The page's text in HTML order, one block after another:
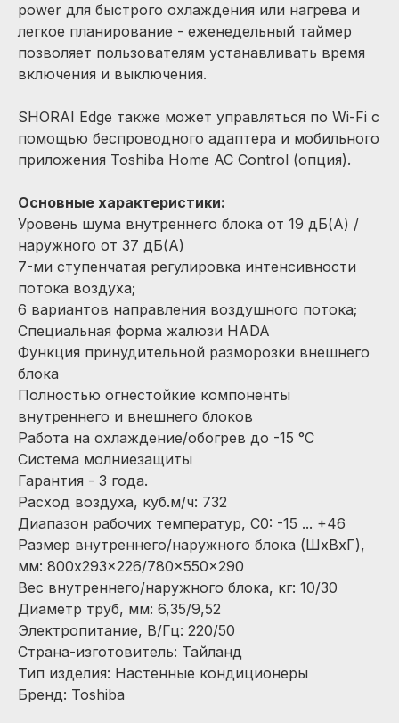
power для быстрого охлаждения или нагрева и
легкое планирование - еженедельный таймер
позволяет пользователям устанавливать время
включения и выключения.
SHORAI Edge также может управляться по Wi-Fi с
помощью беспроводного адаптера и мобильного
приложения Toshiba Home AC Control (опция).
Основные характеристики:
Уровень шума внутреннего блока от 19 дБ(А) /
наружного от 37 дБ(А)
7-ми ступенчатая регулировка интенсивности
потока воздуха;
6 вариантов направления воздушного потока;
Cпециальная форма жалюзи HADA
Функция принудительной разморозки внешнего
блока
Полностью огнестойкие компоненты
внутреннего и внешнего блоков
Работа на охлаждение/обогрев до -15 °С
Система молниезащиты
Гарантия - 3 года.
Расход воздуха, куб.м/ч: 732
Диапазон рабочих температур, С0: -15 ... +46
Размер внутреннего/наружного блока (ШхВхГ),
мм: 800x293x226/780x550x290
Вес внутреннего/наружного блока, кг: 10/30
Диаметр труб, мм: 6,35/9,52
Электропитание, В/Гц: 220/50
Страна-изготовитель: Тайланд
Тип изделия: Настенные кондиционеры
Бренд: Toshiba